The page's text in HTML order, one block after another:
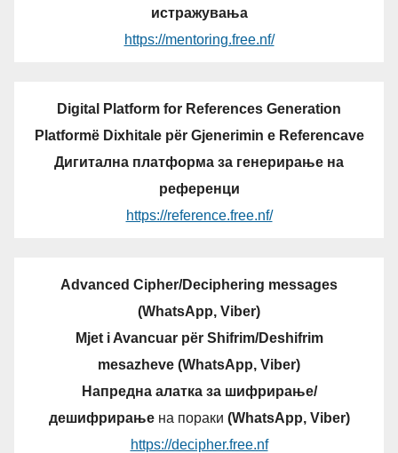
истражувања
https://mentoring.free.nf/
Digital Platform for References Generation
Platformë Dixhitale për Gjenerimin e Referencave
Дигитална платформа за генерирање на
референци
https://reference.free.nf/
Advanced Cipher/Deciphering messages
(WhatsApp, Viber)
Mjet i Avancuar për Shifrim/Deshifrim
mesazheve (WhatsApp, Viber)
Напредна алатка за шифрирање/
дешифрирањена пораки (WhatsApp, Viber)
https://decipher.free.nf